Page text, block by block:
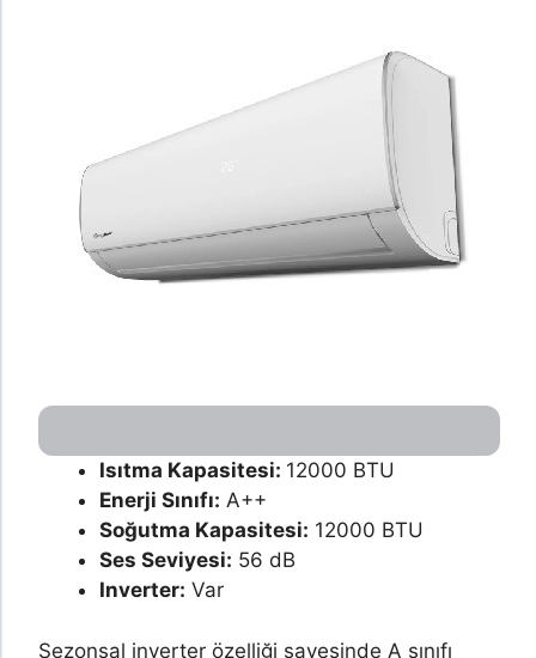
Isıtma Kapasitesi: 12000 BTU
Enerji Sınıfı: A++
Soğutma Kapasitesi: 12000 BTU
Ses Seviyesi: 56 dB
Inverter: Var
Sezonsal inverter özelliği sayesinde A sınıfı